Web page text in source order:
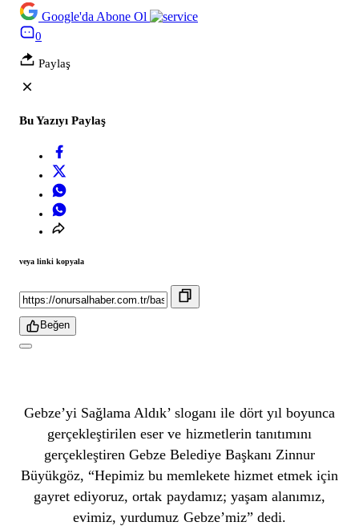
Google'da Abone Ol
0
Paylaş
Bu Yazıyı Paylaş
veya linki kopyala
Beğen
Gebze’yi Sağlama Aldık’ sloganı ile dört yıl boyunca
gerçekleştirilen eser ve hizmetlerin tanıtımını
gerçekleştiren Gebze Belediye Başkanı Zinnur
Büyükgöz, “Hepimiz bu memlekete hizmet etmek için
gayret ediyoruz, ortak paydamız; yaşam alanımız,
evimiz, yurdumuz Gebze’miz” dedi.